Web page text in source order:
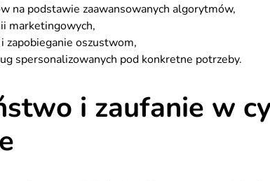
na podstawie zaawansowanych algorytmów,
marketingowych,
zapobieganie oszustwom,
spersonalizowanych pod konkretne potrzeby.
i zaufanie w